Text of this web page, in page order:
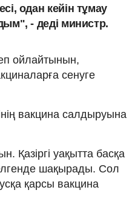
одан кейін тұмау
- деді министр.
ойлайтынын,
сенуге
вакцина салдыруына
Қазіргі уақытта басқа
шақырады. Сол
қарсы вакцина